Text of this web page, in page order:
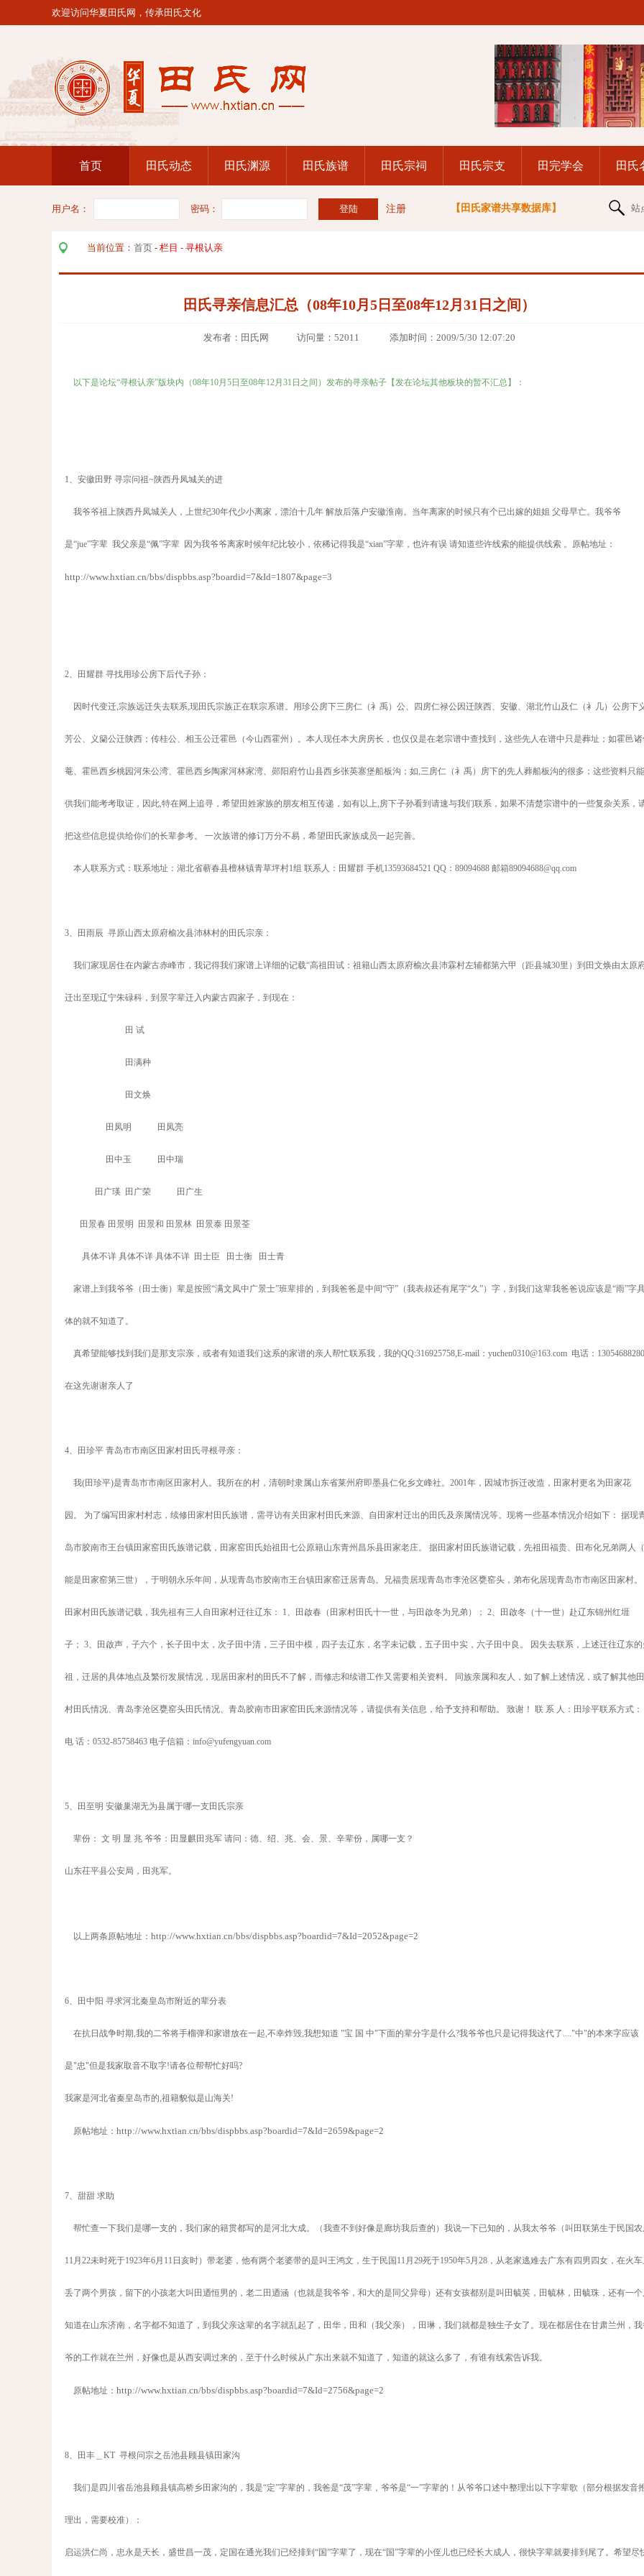
欢迎访问华夏田氏网，传承田氏文化
首页 田氏动态 田氏渊源 田氏族谱 田氏宗祠 田氏宗支 田完学会 田氏
用户名： 密码： 注册 【田氏家谱共享数据库】 站
当前位置： 首页 - 栏目 - 寻根认亲
田氏寻亲信息汇总（08年10月5日至08年12月31日之间）
发布者：田氏网 访问量：52011 添加时间：2009/5/30 12:07:20
以下是论坛“寻根认亲”版块内（08年10月5日至08年12月31日之间）发布的寻亲帖子【发在论坛其他板块的暂不汇总】：
1、安徽田野 寻宗问祖~陕西丹凤城关的进
我爷爷祖上陕西丹凤城关人，上世纪30年代少小离家，漂泊十几年 解放后落户安徽淮南。当年离家的时候只有个已出嫁的姐姐 父母早亡。我爷爷
是“jue”字辈 我父亲是“佩”字辈 因为我爷爷离家时候年纪比较小，依稀记得我是“xian”字辈，也许有误 请知道些许线索的能提供线索 。原帖地址：
http://www.hxtian.cn/bbs/dispbbs.asp?boardid=7&Id=1807&page=3
2、田耀群 寻找用珍公房下后代子孙：
因时代变迁,宗族远迁失去联系,现田氏宗族正在联宗系谱。用珍公房下三房仁（衤禹）公、四房仁禄公因迁陕西、安徽、湖北竹山及仁（衤几）公房下
芳公、义籣公迁陕西；传桂公、相玉公迁霍邑（今山西霍州）。本人现任本大房房长，也仅仅是在老宗谱中查找到，这些先人在谱中只是葬址；如霍邑
菴、霍邑西乡桃园河朱公湾、霍邑西乡陶家河林家湾、郧阳府竹山县西乡张英寨堡船板沟；如,三房仁（衤禹）房下的先人葬船板沟的很多；这些资料只
供我们能考考取证，因此,特在网上追寻，希望田姓家族的朋友相互传递，如有以上,房下子孙看到请速与我们联系，如果不清楚宗谱中的一些复杂关系，
把这些信息提供给你们的长辈参考。 一次族谱的修订万分不易，希望田氏家族成员一起完善。
本人联系方式：联系地址：湖北省蕲春县檀林镇青草坪村1组 联系人：田耀群 手机13593684521 QQ：89094688 邮箱89094688@qq.com
3、田雨辰 寻原山西太原府榆次县沛林村的田氏宗亲：
我们家现居住在内蒙古赤峰市，我记得我们家谱上详细的记载“高祖田试：祖籍山西太原府榆次县沛霖村左辅都第六甲（距县城30里）到田文焕由太原
迁出至现辽宁朱碌科，到景字辈迁入内蒙古四家子，到现在：
田 试
田满种
田文焕
田凤明 田凤亮
田中玉 田中瑞
田广瑛 田广荣 田广生
田景春 田景明 田景和 田景林 田景泰 田景荃
具体不详 具体不详 具体不详 田士臣 田士衡 田士青
家谱上到我爷爷（田士衡）辈是按照“满文凤中广景士”班辈排的，到我爸爸是中间“守”（我表叔还有尾字“久”）字，到我们这辈我爸爸说应该是“雨”字
体的就不知道了。
真希望能够找到我们是那支宗亲，或者有知道我们这系的家谱的亲人帮忙联系我，我的QQ:316925758,E-mail：yuchen0310@163.com 电话：
在这先谢谢亲人了
4、田珍平 青岛市市南区田家村田氏寻根寻亲：
我(田珍平)是青岛市市南区田家村人。我所在的村，清朝时隶属山东省莱州府即墨县仁化乡文峰社。2001年，因城市拆迁改造，田家村更名为田家花
园。 为了编写田家村村志，续修田家村田氏族谱，需寻访有关田家村田氏来源、自田家村迁出的田氏及亲属情况等。现将一些基本情况介绍如下： 据现
岛市胶南市王台镇田家窑田氏族谱记载，田家窑田氏始祖田七公原籍山东青州昌乐县田家老庄。 据田家村田氏族谱记载，先祖田福贵、田布化兄弟两人
能是田家窑第三世），于明朝永乐年间，从现青岛市胶南市王台镇田家窑迁居青岛。兄福贵居现青岛市李沧区甕窑头，弟布化居现青岛市市南区田家村。
田家村田氏族谱记载，我先祖有三人自田家村迁往辽东： 1、田啟春（田家村田氏十一世，与田啟冬为兄弟）； 2、田啟冬（十一世）赴辽东锦州红堐
子； 3、田啟声，子六个，长子田中太，次子田中清，三子田中模，四子去辽东，名字未记载，五子田中实，六子田中良。 因失去联系，上述迁往辽东
祖，迁居的具体地点及繁衍发展情况，现居田家村的田氏不了解，而修志和续谱工作又需要相关资料。 同族亲属和友人，如了解上述情况，或了解其他
村田氏情况、青岛李沧区甕窑头田氏情况、青岛胶南市田家窑田氏来源情况等，请提供有关信息，给予支持和帮助。 致谢！ 联 系 人：田珍平联系方式：
电 话：0532-85758463 电子信箱：info@yufengyuan.com
5、田至明 安徽巢湖无为县属于哪一支田氏宗亲
辈份： 文 明 显 兆 爷爷：田显麒田兆军 请问：德、绍、兆、会、景、辛辈份，属哪一支？
山东茌平县公安局，田兆军。
以上两条原帖地址： http://www.hxtian.cn/bbs/dispbbs.asp?boardid=7&Id=2052&page=2
6、田中阳 寻求河北秦皇岛市附近的辈分表
在抗日战争时期,我的二爷将手榴弹和家谱放在一起,不幸炸毁,我想知道 "宝 国 中"下面的辈分字是什么?我爷爷也只是记得我这代了...."中"的本来字应该
是"忠"但是我家取音不取字!请各位帮帮忙好吗?
我家是河北省秦皇岛市的,祖籍貌似是山海关!
原帖地址： http://www.hxtian.cn/bbs/dispbbs.asp?boardid=7&Id=2659&page=2
7、甜甜 求助
帮忙查一下我们是哪一支的，我们家的籍贯都写的是河北大成。（我查不到好像是廊坊我后查的）我说一下已知的，从我太爷爷（叫田联第生于民国
11月22未时死于1923年6月11日亥时）带老婆，他有两个老婆带的是叫王鸿文，生于民国11月29死于1950年5月28，从老家逃难去广东有四男四女，在火
丢了两个男孩，留下的小孩老大叫田迺恒男的，老二田迺涵（也就是我爷爷，和大的是同父异母）还有女孩都别是叫田毓英，田毓林，田毓珠，还有一
知道在山东济南，名字都不知道了，到我父亲这辈的名字就乱起了，田华，田和（我父亲），田琳，我们就都是独生子女了。现在都居住在甘肃兰州，
爷的工作就在兰州，好像也是从西安调过来的，至于什么时候从广东出来就不知道了，知道的就这么多了，有谁有线索告诉我。
原帖地址： http://www.hxtian.cn/bbs/dispbbs.asp?boardid=7&Id=2756&page=2
8、田丰＿KT 寻根问宗之岳池县顾县镇田家沟
我们是四川省岳池县顾县镇高桥乡田家沟的，我是“定”字辈的，我爸是“茂”字辈，爷爷是“一”字辈的！从爷爷口述中整理出以下字辈歌（部分根据发音
理出，需要校准）：
启运洪仁尚，忠永是天长，盛世昌一茂，定国在通光我们已经排到“国”字辈了，现在“国”字辈的小侄儿也已经长大成人，很快字辈就要排到尾了。希望尽